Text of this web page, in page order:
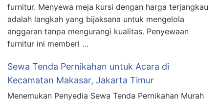
furnitur. Menyewa meja kursi dengan harga terjangkau
adalah langkah yang bijaksana untuk mengelola
anggaran tanpa mengurangi kualitas. Penyewaan
furnitur ini memberi …
Sewa Tenda Pernikahan untuk Acara di
Kecamatan Makasar, Jakarta Timur
Menemukan Penyedia Sewa Tenda Pernikahan Murah